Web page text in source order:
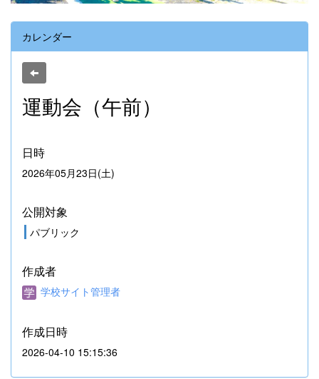
カレンダー
運動会（午前）
日時
2026年05月23日(土)
公開対象
パブリック
作成者
学校サイト管理者
作成日時
2026-04-10 15:15:36